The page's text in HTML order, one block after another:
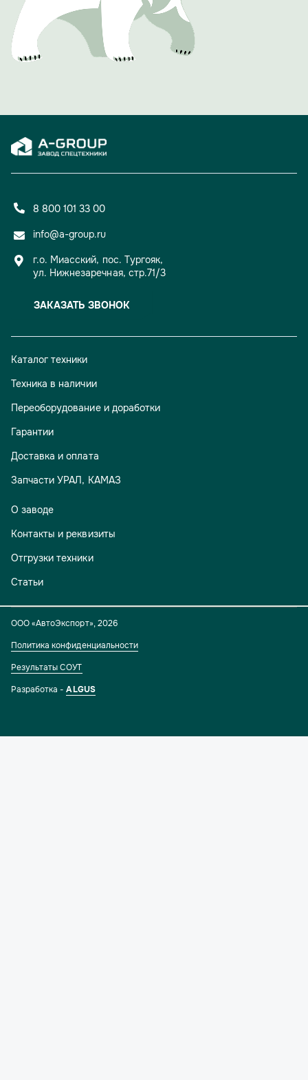
холдинга с автомобилями производства A-GROUP.
Проект должен подчеркнуть, что за успехом компании
стоят не только прогрессивные технологии, но и яркие,
талантливые люди.
Вечер доказал: 15 лет для A-GROUP — не просто рубеж,
Каталог техники
Техника в наличии
Переоборудование и доработки
Гарантии
Доставка и оплата
Запчасти УРАЛ, КАМАЗ
О заводе
Контакты и реквизиты
Отгрузки техники
Статьи
8 800 101 33 00
info@a-group.ru
г.о. Миасский, пос. Тургояк,
ул. Нижнезаречная, стр.71/3
ЗАКАЗАТЬ ЗВОНОК
ООО «АвтоЭкспорт»,2026
Политика конфиденциальности
Результаты СОУТ
Разработка -ALGUS